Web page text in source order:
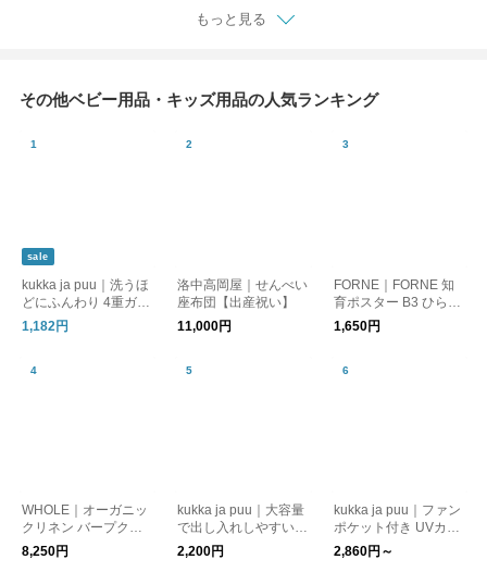
もっと見る
その他ベビー用品・キッズ用品の人気ランキング
sale
kukka ja puu｜洗うほ
どにふんわり 4重ガー
ゼ ハンカチ3枚セット
1,182円
洛中高岡屋｜せんべい
座布団【出産祝い】
11,000円
FORNE｜FORNE 知
育ポスター B3 ひらが
な カタカナ 数字 日本
地図 世界地図 漢字 音
ka ja puu 限定柄 惑星
1,650円
WHOLE｜オーガニッ
クリネン バープクロ
ス［メール便］
8,250円
kukka ja puu｜大容量
で出し入れしやすい
おむつポーチ 柄ポー
チ チェック 花柄
2,200円
kukka ja puu｜ファン
ポケット付き UVカッ
ト ベビーケープ 紫外
線 熱中症
2,860円～